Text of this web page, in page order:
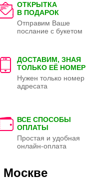
ОТКРЫТКА
В ПОДАРОК
Отправим Ваше
послание с букетом
ДОСТАВИМ, ЗНАЯ
ТОЛЬКО ЕЁ НОМЕР
Нужен только номер
адресата
ВСЕ СПОСОБЫ
ОПЛАТЫ
Простая и удобная
онлайн-оплата
Москве